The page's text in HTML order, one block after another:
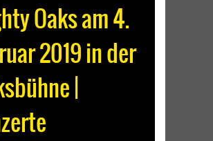
Oaks am 4.
2019 in der
|